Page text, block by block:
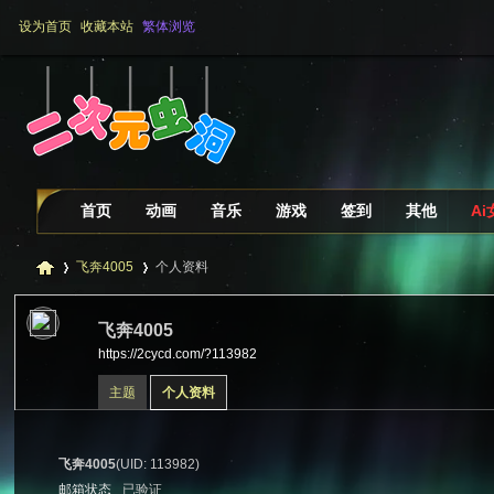
设为首页 收藏本站 繁体浏览
首页 动画 音乐 游戏 签到 其他 Ai
飞奔4005
›
个人资料
飞奔4005
https://2cycd.com/?113982
主题 个人资料
飞奔4005(UID: 113982)
邮箱状态
已验证